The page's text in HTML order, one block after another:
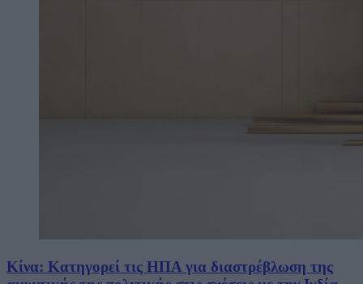
Κίνα: Κατηγορεί τις ΗΠΑ για διαστρέβλωση της